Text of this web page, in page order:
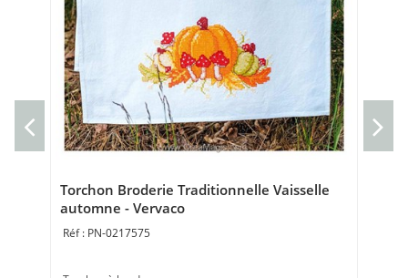
Torchon Broderie Traditionnelle Vaisselle
automne - Vervaco
PN-0217575